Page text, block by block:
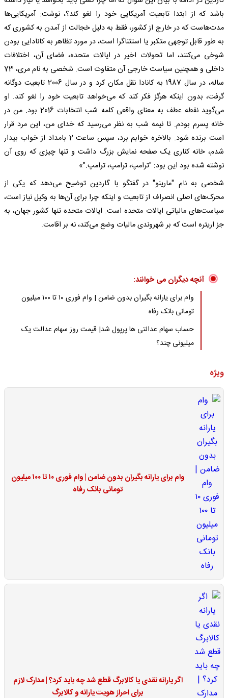
باشد که از ابتدا تابعیت آمریکایی خود را لغو کند؟، نوشت: آمریکایی‌ها
مدت‌هاست که در خارج از کشور، فقط به دلیل خجالت از آمدن به کشوری که
به طور قابل توجهی متکبر یا استثناگرا است، در مورد تظاهر به کانادایی بودن
شوخی می‌کنند، اما تحولات اخیر در ایالات متحده، فضای آن، اختلافات
داخلی و همچنین سیاست خارجی آن متفاوت است. شخصی به نام مری، 73
ساله، در سال 1987 به کانادا نقل مکان کرد و در سال 2006 تابعیت دوگانه
گرفت، بدون اینکه هرگز فکر کند که می‌خواهد تابعیت خود را لغو کند. او
می‌گوید نقطه عطف به معنای واقعی کلمه شب انتخابات 2016 بود. من در
خانه پسرم بودم. تا نیمه شب به نظر می‌رسید که خدای من، این مرد قرار
است برنده شود. بالاخره خوابم برد، سپس ساعت 2 بامداد از خواب بیدار
شدم، خانه کناری یک صفحه نمایش بزرگ داشت و تنها چیزی که روی آن
نوشته شده بود این بود: "ترامپ، ترامپ، ترامپ."»
شخصی به نام "مارینو" در گفتگو با گاردین توضیح می‌دهد که یکی از
محرک‌های اصلی انصراف از تابعیت و اینکه چرا برای آن‌ها به وکیل نیاز است،
سیاست‌های مالیاتی ایالات متحده است. ایالات متحده تنها کشور جهان، به
جز اریتره است که بر شهروندی مالیات وضع می‌کند، نه بر اقامت.
آنچه دیگران می خوانند:
وام برای یارانه بگیران بدون ضامن | وام فوری ۱۰ تا ۱۰۰ میلیون
تومانی بانک رفاه
حساب سهام عدالتی ها پرپول شد| قیمت روز سهام عدالت یک
میلیونی چند؟
ویژه
وام برای یارانه بگیران بدون ضامن | وام فوری ۱۰ تا ۱۰۰ میلیون
تومانی بانک رفاه
اگر یارانه نقدی یا کالابرگ قطع شد چه باید کرد؟ | مدارک لازم
برای احراز هویت یارانه و کالابرگ